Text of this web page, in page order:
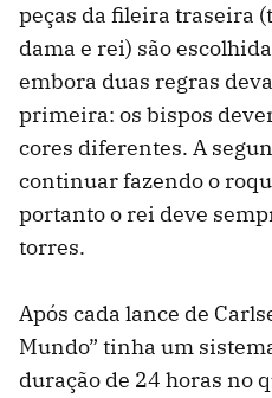
peças da fileira traseira
dama e rei) são
embora duas regras
primeira: os bispos
cores diferentes. A
continuar fazendo o
portanto o rei deve
torres.
Após cada lance de
Mundo” tinha um
duração de 24 horas no